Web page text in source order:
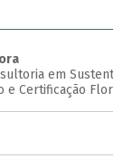
em
e Certificação